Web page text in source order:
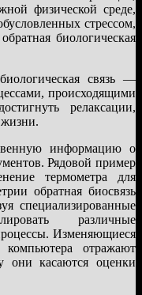
физической среде,
стрессом,
биологическая
связь —
происходящими
релаксации,
информацию о
Рядовой пример
термометра для
обратная биосвязь
специализированные
различные
Изменяющиеся
отражают
они касаются оценки